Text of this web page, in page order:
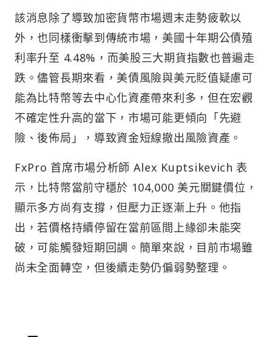
該消息除了導致加密貨幣市場週末走勢疲軟以
外，也同樣衝擊到傳統市場，美國十年期公債殖
利率升至 4.48%，而美股三大期貨指數也普遍走
跌。儘管長期來看，美債風險與美元貶值疑慮可
能為比特幣等去中心化資產帶來利多，但在宏觀
不確定性升高的當下，市場可能更傾向「先避
險、後佈局」，導致資金短線撤出風險資產。
FxPro 首席市場分析師 Alex Kuptsikevich 表
示，比特幣當前守穩於 104,000 美元關鍵價位，
顯示多方尚有支撐，但壓力正逐漸上升。他指
出，若價格持續停留在當前區間上緣卻未能突
破，可能觸發短期回調。簡單來說，目前市場雖
尚未全面轉空，但後續走勢仍偏弱勢整理。